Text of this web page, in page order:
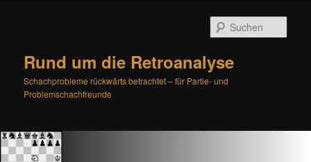
Rund um die Retroanalyse
Schachprobleme rückwärts betrachtet – für Partie- und
Problemschachfreunde